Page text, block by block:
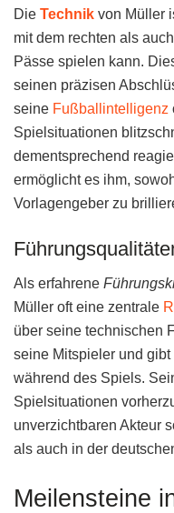
Die Technik von Müller
mit dem rechten als
Pässe spielen kann.
seinen präzisen
seine Fußballintelligenz
Spielsituationen
dementsprechend
ermöglicht es ihm,
Vorlagengeber zu
Als erfahrene
Müller oft eine zentrale
über seine technischen
seine Mitspieler und
während des Spiels.
Spielsituationen
unverzichtbaren Akteur
als auch in der
Meilensteine